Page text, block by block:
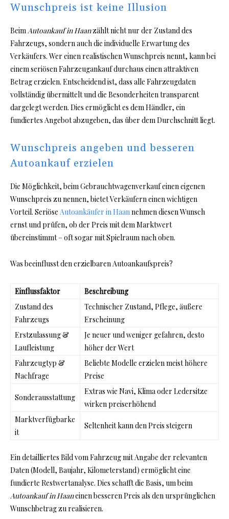
Wunschpreis ist keine Illusion
BeimAutoankauf in Haanzählt nicht nur der Zustand des
Fahrzeugs, sondern auch die individuelle Erwartung des
Verkäufers. Wer einen realistischen Wunschpreis nennt, kann bei
einem seriösen Fahrzeugankauf durchaus einen attraktiven
Betrag erzielen. Entscheidend ist, dass alle Fahrzeugdaten
vollständig übermittelt und die Besonderheiten transparent
dargelegt werden. Dies ermöglicht es dem Händler, ein
fundiertes Angebot abzugeben, das über dem Durchschnitt liegt.
Wunschpreis angeben und besseren
Autoankauf erzielen
Die Möglichkeit, beim Gebrauchtwagenverkauf einen eigenen
Wunschpreis zu nennen, bietet Verkäufern einen wichtigen
Vorteil. Seriöse Autoankäufer in Haannehmen diesen Wunsch
ernst und prüfen, ob der Preis mit dem Marktwert
übereinstimmt – oft sogar mit Spielraum nach oben.
Was beeinflusst den erzielbaren Autoankaufspreis?
Einflussfaktor
Beschreibung
Zustand des
Fahrzeugs
Technischer Zustand, Pflege, äußere
Erscheinung
Erstzulassung &
Laufleistung
Je neuer und weniger gefahren, desto
höher der Wert
Fahrzeugtyp &
Nachfrage
Beliebte Modelle erzielen meist höhere
Preise
Sonderausstattung
Extras wie Navi, Klima oder Ledersitze
wirken preiserhöhend
Marktverfügbarke
it
Seltenheit kann den Preis steigern
Ein detailliertes Bild vom Fahrzeug mit Angabe der relevanten
Daten (Modell, Baujahr, Kilometerstand) ermöglicht eine
fundierte Restwertanalyse. Dies schafft die Basis, um beim
Autoankauf in Haaneinen besseren Preis als den ursprünglichen
Wunschbetrag zu realisieren.